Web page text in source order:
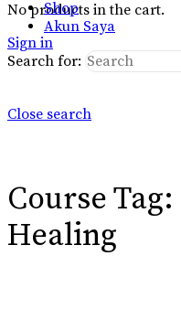
No products in the cart.
Sign in
Shop
Akun Saya
Search for:
Close search
Course Tag:
Healing